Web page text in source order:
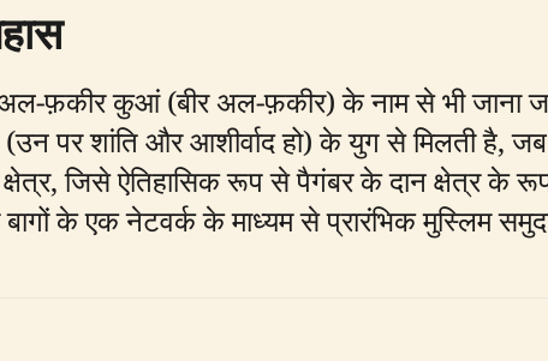
फ़कीर कुआं (बीर अल-फ़कीर) के नाम से भी जाना
(उन पर शांति और आशीर्वाद हो) के युग से मिलती
क्षेत्र, जिसे ऐतिहासिक रूप से पैगंबर के दान क्षेत्र के
के एक नेटवर्क के माध्यम से प्रारंभिक मुस्लिम